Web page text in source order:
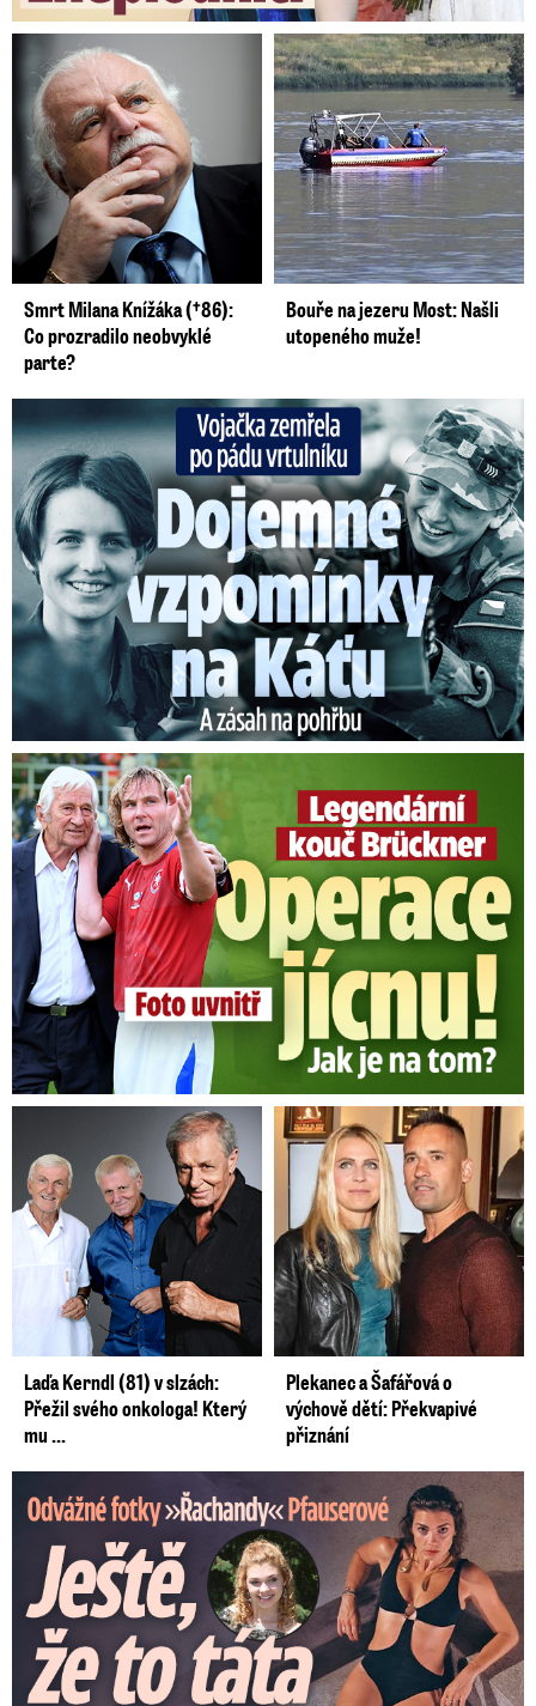
Smrt Milana Knížáka (†86):
Co prozradilo neobvyklé
parte?
Bouře na jezeru Most: Našli
utopeného muže!
Vojačka zemřela po pádu vrtulníku: Dojemné vzpomínky na ...
Legendární kouč Brückner: Operace jícnu! Jak je na tom?
Laďa Kerndl (81) v slzách:
Přežil svého onkologa! Který
mu ...
Plekanec a Šafářová o
výchově dětí: Překvapivé
přiznání
Odvážné fotky Denisy Pfauserové: Ještě, že to táta nevidí